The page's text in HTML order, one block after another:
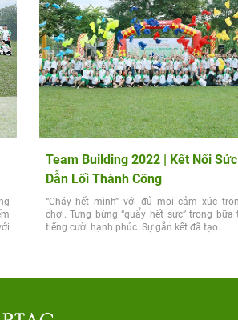
Team Building 2022 | Kết Nối
Dẫn Lối Thành Công
“Cháy hết mình” với đủ mọi cảm xúc
chơi. Tưng bừng “quẩy hết sức” trong bữa
tiếng cười hạnh phúc. Sự gắn kết đã tạo...